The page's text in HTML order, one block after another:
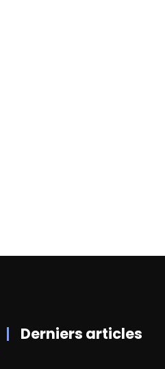
Derniers articles